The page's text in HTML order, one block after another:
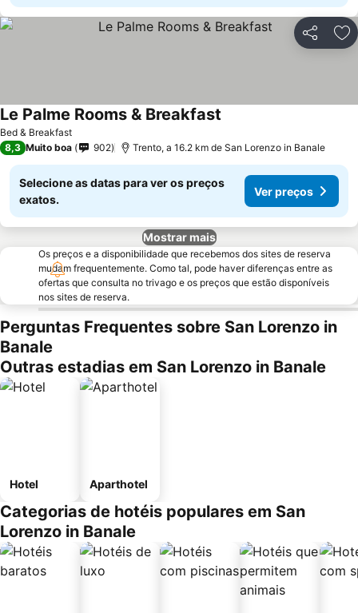
Partilhar
Bed & Breakfast
Le Palme Rooms & Breakfast
8,3 Muito boa 902 Trento, a 16.2 km de San Lorenzo in Banale
Selecione as datas para ver os preços
exatos.
Ver preços
Mostrar mais
Os preços e a disponibilidade que recebemos dos sites de reserva
mudam frequentemente. Como tal, pode haver diferenças entre as
ofertas que consulta no trivago e os preços que estão disponíveis
nos sites de reserva.
Perguntas Frequentes sobre San Lorenzo in
Banale
Outras estadias em San Lorenzo in Banale
Hotel Aparthotel
Categorias de hotéis populares em San
Lorenzo in Banale